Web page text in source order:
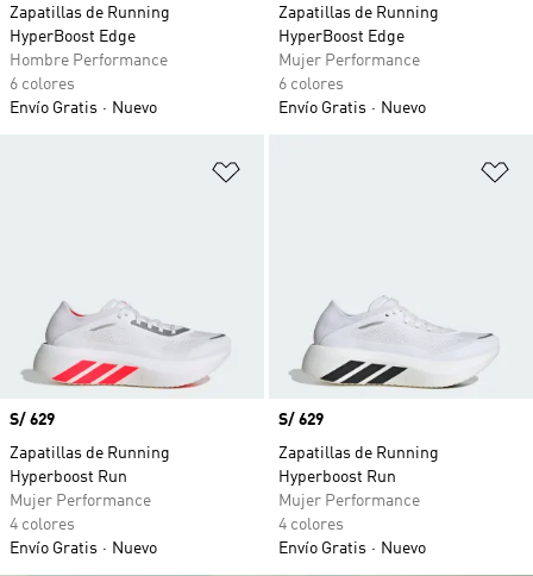
Zapatillas de Running
HyperBoost Edge
Hombre Performance
6 colores
Envío Gratis
Nuevo
Zapatillas de Running
HyperBoost Edge
Mujer Performance
6 colores
Envío Gratis
Nuevo
Precio
S/ 629
Zapatillas de Running
Hyperboost Run
Mujer Performance
4 colores
Envío Gratis
Nuevo
Precio
S/ 629
Zapatillas de Running
Hyperboost Run
Mujer Performance
4 colores
Envío Gratis
Nuevo